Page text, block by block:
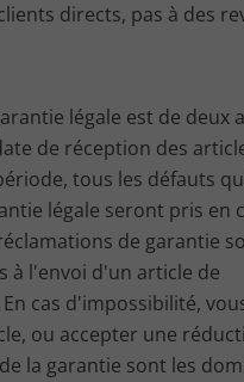
directs, pas à des
légale est de deux
de réception des
tous les défauts
légale seront pris en
de garantie
à l'envoi d'un article de
cas d'impossibilité,
ou accepter une
la garantie sont les